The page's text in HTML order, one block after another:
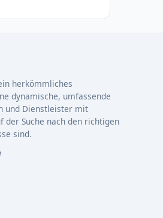
herkömmliches
dynamische, umfassende
und Dienstleister mit
der Suche nach den richtigen
sind.